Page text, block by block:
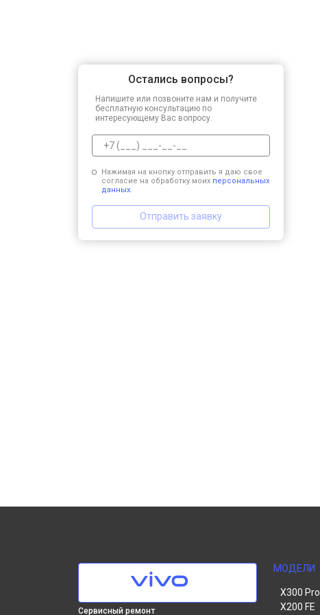
Остались вопросы?
Напишите или позвоните нам и получите
бесплатную консультацию по
интересующему Вас вопросу.
Нажимая на кнопку отправить я даю свое
согласие на обработку моих персональных
данных.
Отправить заявку
Сервисный ремонт
МОДЕЛИ
X300 Pro
X200 FE